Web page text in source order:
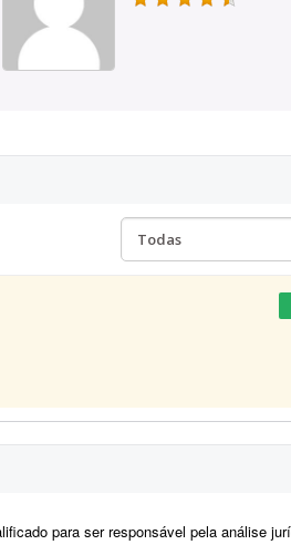
jurídica completa da estrutura do nosso empreendimento. O profissional deverá